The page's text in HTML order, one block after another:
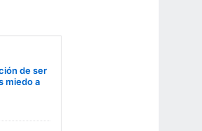
de ser
miedo a